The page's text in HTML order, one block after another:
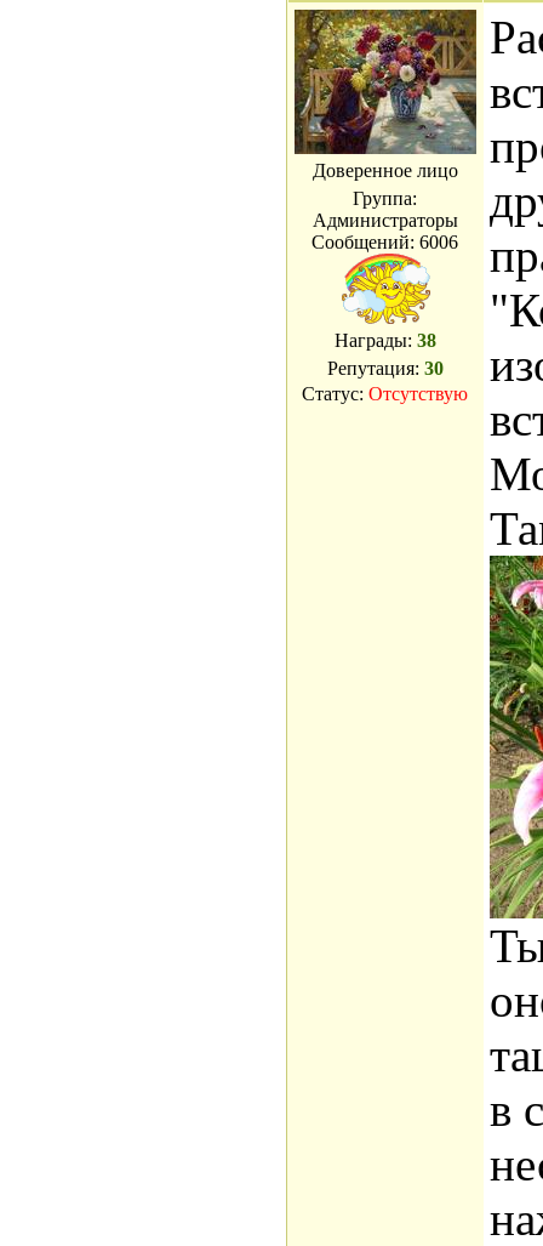
Доверенное лицо
Группа:
Администраторы
Сообщений:6006
Награды: 38
Репутация: 30
Статус:Отсутствую
в